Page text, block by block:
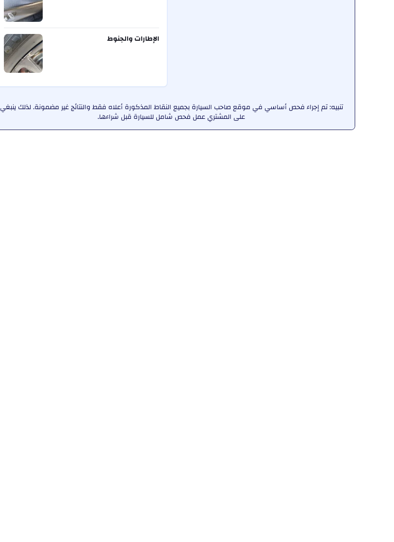
الإطارات والجنوط
تنبيه: تم إجراء فحص أساسي في موقع صاحب السيارة بجميع النقاط المذكورة أعلاه فقط والنتائج غير مضمونة. لذلك ينبغي
على المشتري عمل فحص شامل للسيارة قبل شراءها.